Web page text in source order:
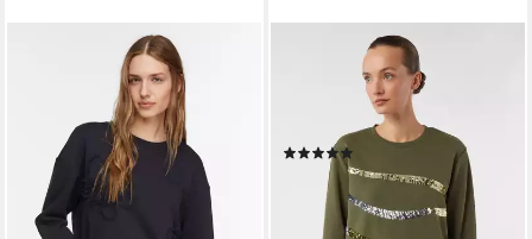
Sweatshirt Sweatshirt
Sweatshirt mit
Blumenapplikation
ab 50,99 €
UVP 69,99 €
-27%
lieferbar - in 1-2 Werktagen bei dir
Sweatshirt Sweatshirt
Sweatshirt mit Pailletten-
ab 67,49 € UVP89,99 €
lieferbar - in 3-4 Werktagen bei dir